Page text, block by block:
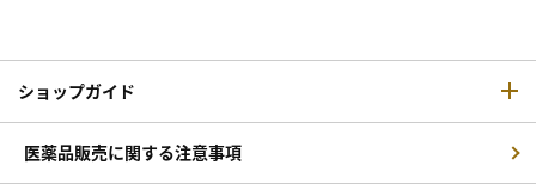
ショップガイド
医薬品販売に関する注意事項